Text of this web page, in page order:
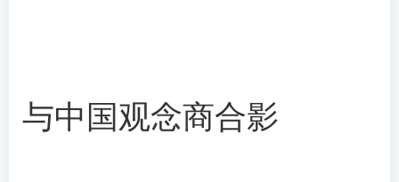
与中国观念商合影